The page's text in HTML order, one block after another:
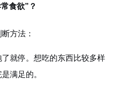
食欲”？
方法：
了就停。想吃的东西比较多样
满足的。